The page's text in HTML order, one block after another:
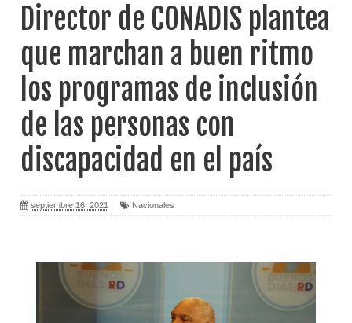
Director de CONADIS plantea
que marchan a buen ritmo
los programas de inclusión
de las personas con
discapacidad en el país
septiembre 16, 2021 Nacionales